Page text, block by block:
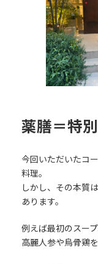
薬膳＝特
今回いただいたコ
料理。
しかし、その本質
あります。
例えば最初のスープ
高麗人参や烏骨鶏